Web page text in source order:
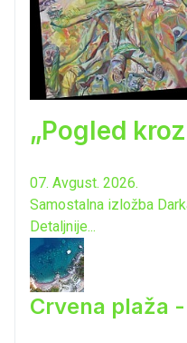
„Pogled
07. Avgust. 2026.
Samostalna izložba
Detaljnije...
Crvena plaža